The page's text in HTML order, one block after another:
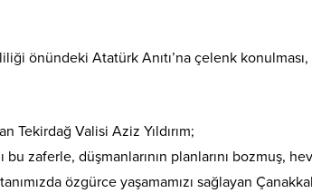
önündeki Atatürk Anıtı’na çelenk konulması,
Tekirdağ Valisi Aziz Yıldırım;
bu zaferle, düşmanlarının planlarını bozmuş,
özgürce yaşamamızı sağlayan